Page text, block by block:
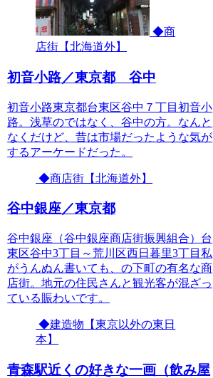
◆商
店街【北海道外】
初音小路／東京都 谷中
初音小路東京都台東区谷中７丁目初音小
路。浅草のではなく、谷中の方。なんと
なくだけど、昔は市場だったような気が
するアーケードだった。
◆商店街【北海道外】
谷中銀座／東京都
谷中銀座（谷中銀座商店街振興組合）台
東区谷中3丁目～荒川区西日暮里3丁目私
がうんぬん書いても、の下町の有名な商
店街。地元の住民さんと観光客が混ざっ
ている賑わいです。
◆建造物【東京以外の東日
本】
青森駅近くの好きな一画（飲み屋